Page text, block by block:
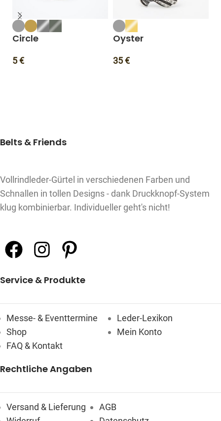
Circle
5€
Oyster
35€
Belts & Friends
Vollrindleder-Gürtel in verschiedenen Farben und
Schnallen in tollen Designs - dank Druckknopf-System
klug kombinierbar. Individueller geht's nicht!
Service & Produkte
Messe- & Eventtermine
Shop
FAQ & Kontakt
Leder-Lexikon
Mein Konto
Rechtliche Angaben
Versand & Lieferung
AGB